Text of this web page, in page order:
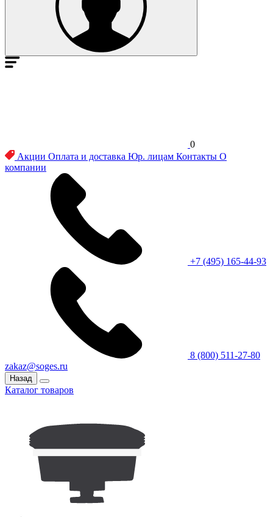
0
Акции Оплата и доставка Юр. лицам Контакты О
компании
+7 (495) 165-44-93
8 (800) 511-27-80
zakaz@soges.ru
Назад
Каталог товаров